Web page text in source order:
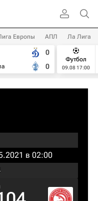
Европы АПЛ Ла Лига
0
0
Футбол
09.08 17:00
в 02:00